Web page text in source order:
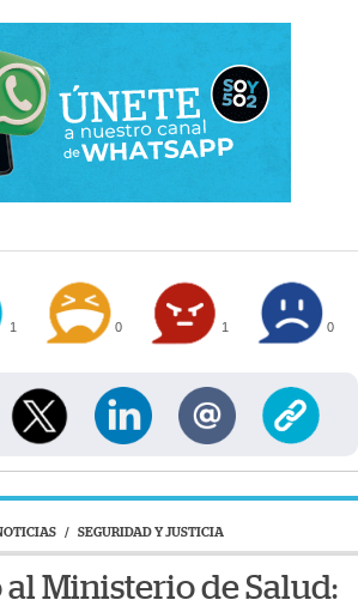
1 0 1 0
/ SEGURIDAD Y JUSTICIA
al Ministerio de Salud: